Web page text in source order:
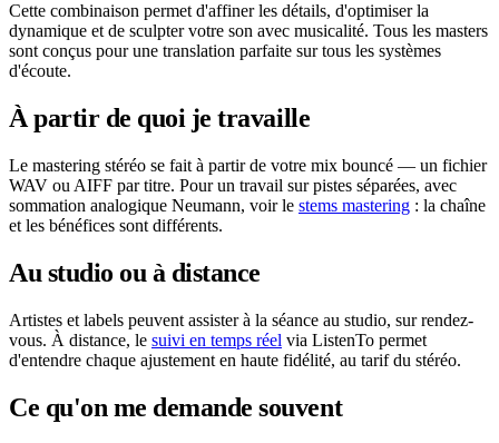
Cette combinaison permet d'affiner les détails, d'optimiser la
dynamique et de sculpter votre son avec musicalité. Tous les masters
sont conçus pour une translation parfaite sur tous les systèmes
d'écoute.
À partir de quoi je travaille
Le mastering stéréo se fait à partir de votre mix bouncé — un fichier
WAV ou AIFF par titre. Pour un travail sur pistes séparées, avec
sommation analogique Neumann, voir le stems mastering : la chaîne
et les bénéfices sont différents.
Au studio ou à distance
Artistes et labels peuvent assister à la séance au studio, sur rendez-
vous. À distance, le suivi en temps réel via ListenTo permet
d'entendre chaque ajustement en haute fidélité, au tarif du stéréo.
Ce qu'on me demande souvent